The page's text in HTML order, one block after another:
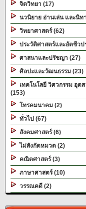
จิตวิทยา (17)
นวนิยาย อ่านเล่น และนิท
วิทยาศาสตร์ (62)
ประวัติศาสตร์และอัตชีวป
ศาสนาและปรัชญา (27)
ศิลปะและวัฒนธรรม (23)
เทคโนโลยี วิศวกรรม อุต
(153)
โทรคมนาคม (2)
ทั่วไป (67)
สังคมศาสตร์ (6)
ไม่สังกัดหมวด (2)
คณิตศาสตร์ (3)
ภาษาศาสตร์ (10)
วรรณคดี (2)